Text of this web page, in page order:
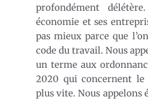
profondément
économie et ses
pas mieux parce que
code du travail. Nous
un terme aux
2020 qui concernent
plus vite. Nous appelons